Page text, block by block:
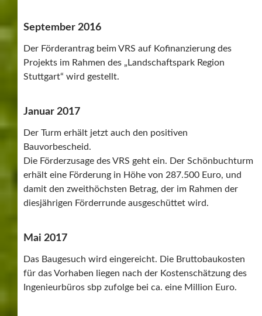
September 2016
Der Förderantrag beim VRS auf Kofinanzierung des
Projekts im Rahmen des „Landschaftspark Region
Stuttgart“ wird gestellt.
Januar 2017
Der Turm erhält jetzt auch den positiven
Bauvorbescheid.
Die Förderzusage des VRS geht ein. Der Schönbuchturm
erhält eine Förderung in Höhe von 287.500 Euro, und
damit den zweithöchsten Betrag, der im Rahmen der
diesjährigen Förderrunde ausgeschüttet wird.
Mai 2017
Das Baugesuch wird eingereicht. Die Bruttobaukosten
für das Vorhaben liegen nach der Kostenschätzung des
Ingenieurbüros sbp zufolge bei ca. eine Million Euro.